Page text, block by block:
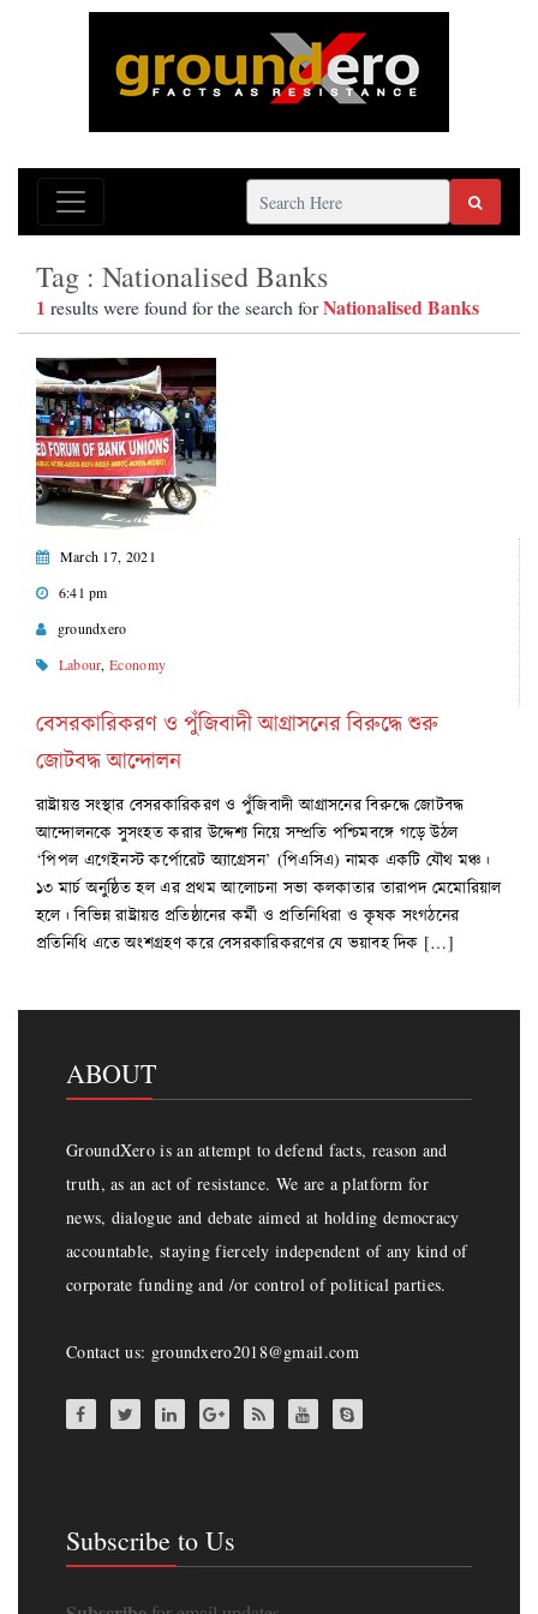
Tag : Nationalised Banks
1 results were found for the search forNationalised Banks
March 17, 2021
6:41 pm
groundxero
Labour,Economy
বেসরকারিকরণ ও পুঁজিবাদী আগ্রাসনের বিরুদ্ধে শুরু
জোটবদ্ধ আন্দোলন
রাষ্ট্রায়ত্ত সংস্থার বেসরকারিকরণ ও পুঁজিবাদী আগ্রাসনের বিরুদ্ধে জোটবদ্ধ
আন্দোলনকে সুসংহত করার উদ্দেশ্য নিয়ে সম্প্রতি পশ্চিমবঙ্গে গড়ে উঠল
‘পিপল এগেইনস্ট কর্পোরেট অ্যাগ্রেসন’ (পিএসিএ) নামক একটি যৌথ মঞ্চ।
১৩ মার্চ অনুষ্ঠিত হল এর প্রথম আলোচনা সভা কলকাতার তারাপদ মেমোরিয়াল
হলে। বিভিন্ন রাষ্ট্রায়ত্ত প্রতিষ্ঠানের কর্মী ও প্রতিনিধিরা ও কৃষক সংগঠনের
প্রতিনিধি এতে অংশগ্রহণ করে বেসরকারিকরণের যে ভয়াবহ দিক […]
ABOUT
GroundXero is an attempt to defend facts, reason and
truth, as an act of resistance. We are a platform for
news, dialogue and debate aimed at holding democracy
accountable, staying fiercely independent of any kind of
corporate funding and /or control of political parties.
Contact us: groundxero2018@gmail.com
Subscribe to Us